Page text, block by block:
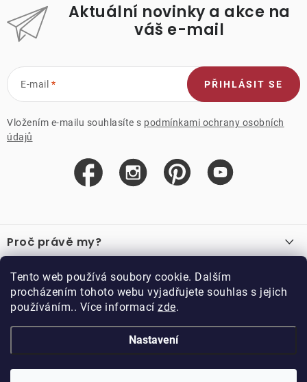
Tento web používá soubory cookie. Dalším
procházením tohoto webu vyjadřujete souhlas s jejich
používáním.. Více informací zde.
Nastavení
Aktuální novinky a akce na
váš e-mail
E-mail
Vložením e-mailu souhlasíte s podmínkami ochrany osobních
údajů
PŘIHLÁSIT SE
á
p
a
Proč právě my?
Recenze
Důležité odkazy
Velkoobchod
Vzorková prodejna
Kariéra
Blog
O nákupu
Obchodní podmínky
Podmínky věrnostního programu
Doppler CZ spol. s.r.o.,